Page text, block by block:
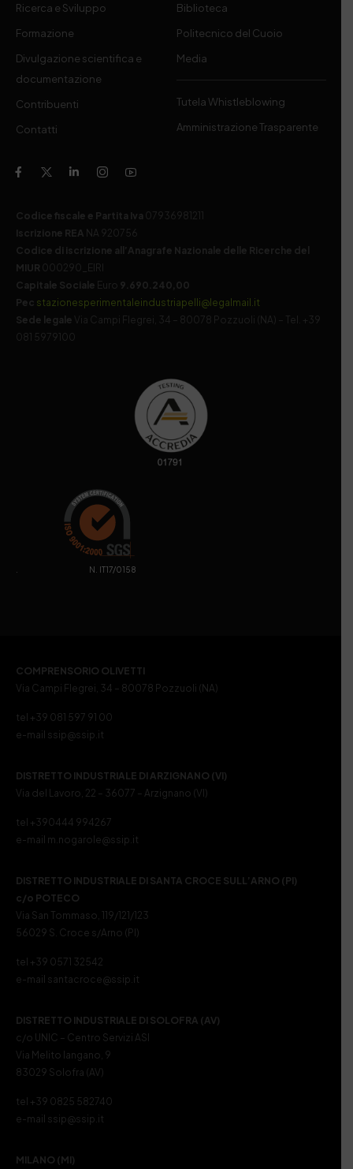
Ricerca e Sviluppo
Formazione
Divulgazione scientifica e
documentazione
Contribuenti
Contatti
Biblioteca
Politecnico del Cuoio
Media
Tutela Whistleblowing
Amministrazione Trasparente
Codice fiscale e Partita Iva 07936981211
Iscrizione REA NA 920756
Codice di iscrizione all’Anagrafe Nazionale delle Ricerche del
MIUR 000290_EIRI
Capitale Sociale Euro 9.690.240,00
Pec stazionesperimentaleindustriapelli@legalmail.it
Sede legale
Via Campi Flegrei, 34 – 80078 Pozzuoli (NA) – Tel. +39
081 5979100
. N. IT17/0158
COMPRENSORIO OLIVETTI
Via Campi Flegrei, 34 – 80078 Pozzuoli (NA)
tel +39 081 597 91 00
e-mail ssip@ssip.it
DISTRETTO INDUSTRIALE DI ARZIGNANO (VI)
Via del Lavoro, 22 – 36077 – Arzignano (VI)
tel +390444 994267
e-mail m.nogarole@ssip.it
DISTRETTO INDUSTRIALE DI SANTA CROCE SULL’ARNO (PI)
c/o POTECO
Via San Tommaso, 119/121/123
56029 S. Croce s/Arno (PI)
tel +39 0571 32542
e-mail santacroce@ssip.it
DISTRETTO INDUSTRIALE DI SOLOFRA (AV)
c/o UNIC – Centro Servizi ASI
Via Melito Iangano, 9
83029 Solofra (AV)
tel +39 0825 582740
e-mail ssip@ssip.it
MILANO (MI)